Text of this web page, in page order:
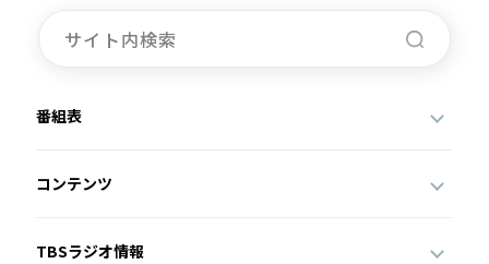
番組表
コンテンツ
TBSラジオ情報